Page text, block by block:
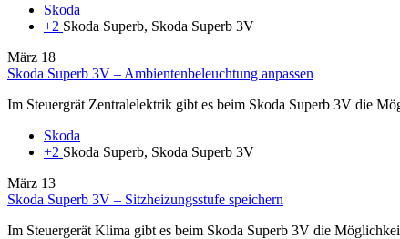
Skoda
+2 Skoda Superb, Skoda Superb 3V
März 18
Skoda Superb 3V – Ambientenbeleuchtung anpassen
Im Steuergrät Zentralelektrik gibt es beim Skoda Superb 3V die
Skoda
+2 Skoda Superb, Skoda Superb 3V
März 13
Skoda Superb 3V – Sitzheizungsstufe speichern
Im Steuergerät Klima gibt es beim Skoda Superb 3V die